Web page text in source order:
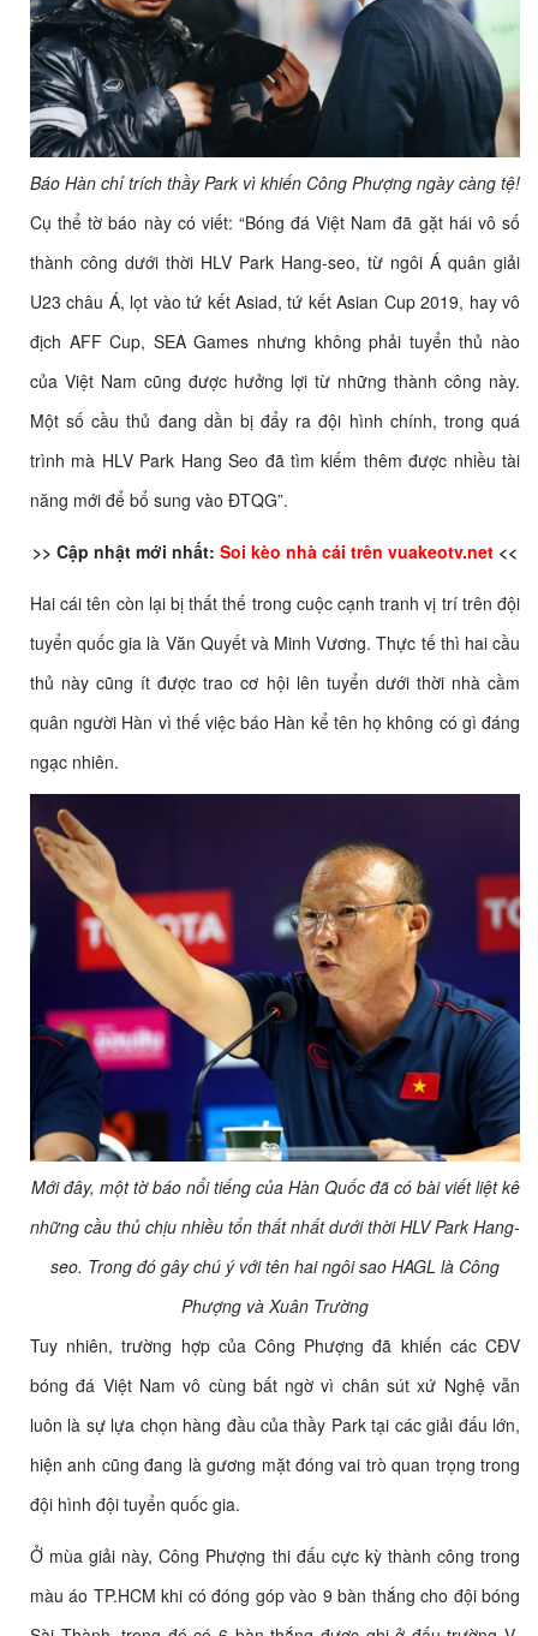
Báo Hàn chỉ trích thầy Park vì khiến Công Phượng ngày càng tệ!
Cụ thể tờ báo này có viết: “Bóng đá Việt Nam đã gặt hái vô số
thành công dưới thời HLV Park Hang-seo, từ ngôi Á quân giải
U23 châu Á, lọt vào tứ kết Asiad, tứ kết Asian Cup 2019, hay vô
địch AFF Cup, SEA Games nhưng không phải tuyển thủ nào
của Việt Nam cũng được hưởng lợi từ những thành công này.
Một số cầu thủ đang dần bị đẩy ra đội hình chính, trong quá
trình mà HLV Park Hang Seo đã tìm kiếm thêm được nhiều tài
năng mới để bổ sung vào ĐTQG”.
>> Cập nhật mới nhất: Soi kèo nhà cái trên vuakeotv.net <<
Hai cái tên còn lại bị thất thế trong cuộc cạnh tranh vị trí trên đội
tuyển quốc gia là Văn Quyết và Minh Vương. Thực tế thì hai cầu
thủ này cũng ít được trao cơ hội lên tuyển dưới thời nhà cầm
quân người Hàn vì thế việc báo Hàn kể tên họ không có gì đáng
ngạc nhiên.
Mới đây, một tờ báo nổi tiếng của Hàn Quốc đã có bài viết liệt kê
những cầu thủ chịu nhiều tổn thất nhất dưới thời HLV Park Hang-
seo. Trong đó gây chú ý với tên hai ngôi sao HAGL là Công
Phượng và Xuân Trường
Tuy nhiên, trường hợp của Công Phượng đã khiến các CĐV
bóng đá Việt Nam vô cùng bất ngờ vì chân sút xứ Nghệ vẫn
luôn là sự lựa chọn hàng đầu của thầy Park tại các giải đấu lớn,
hiện anh cũng đang là gương mặt đóng vai trò quan trọng trong
đội hình đội tuyển quốc gia.
Ở mùa giải này, Công Phượng thi đấu cực kỳ thành công trong
màu áo TP.HCM khi có đóng góp vào 9 bàn thắng cho đội bóng